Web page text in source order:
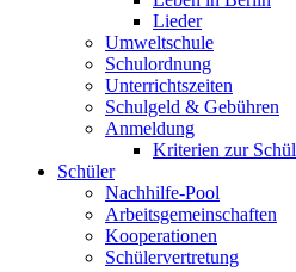
Lieder
Umweltschule
Schulordnung
Unterrichtszeiten
Schulgeld & Gebühren
Anmeldung
Kriterien zur
Schüler
Nachhilfe-Pool
Arbeitsgemeinschaften
Kooperationen
Schülervertretung